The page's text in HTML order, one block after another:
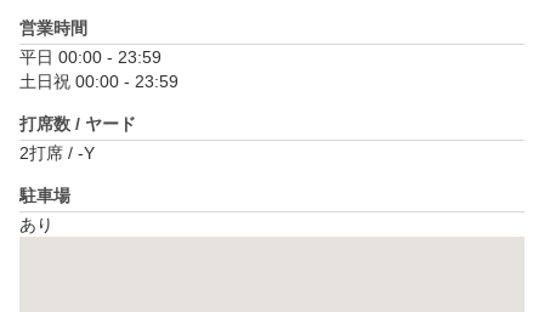
営業時間
平日 00:00 - 23:59
土日祝 00:00 - 23:59
打席数 / ヤード
2打席 / -Y
駐車場
あり